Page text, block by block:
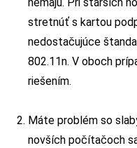
stretnúť s kartou
nedostačujúce
802.11n. V oboch
riešením.
Máte problém so
novších počítačoch